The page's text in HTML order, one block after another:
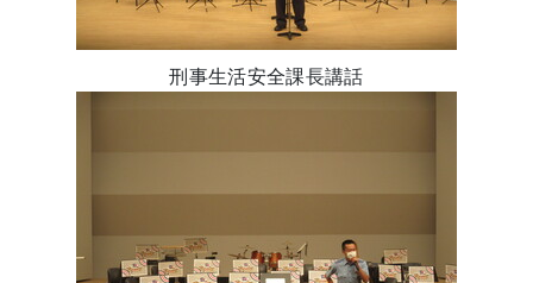
刑事生活安全課長講話